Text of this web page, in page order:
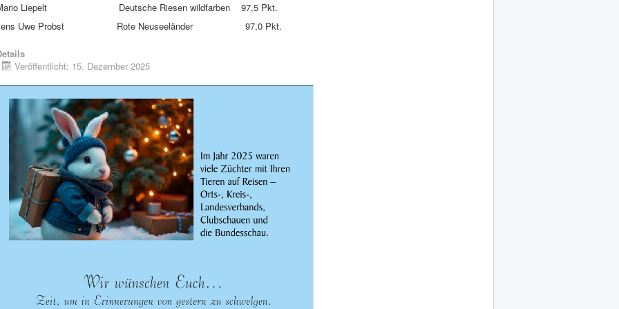
Liepelt Deutsche Riesen wildfarben 97,5 Pkt.
Uwe Probst Rote Neuseeländer 97,0 Pkt.
Veröffentlicht: 15. Dezember 2025